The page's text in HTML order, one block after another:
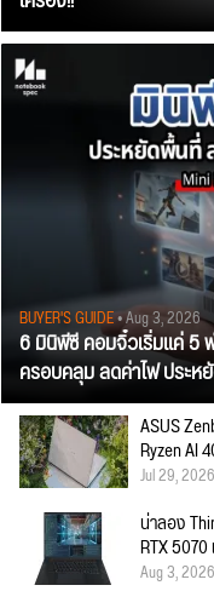
BUYER'S GUIDE• Aug 3, 2026
6 มินิพีซี คอมจิ๋วเริ่มแค่ 5
ครอบคลุม ลดค่าไฟ ประ
ASUS
Ryzen AI
Jul 29, 2026
น่าลอง
RTX
Aug 3, 2026